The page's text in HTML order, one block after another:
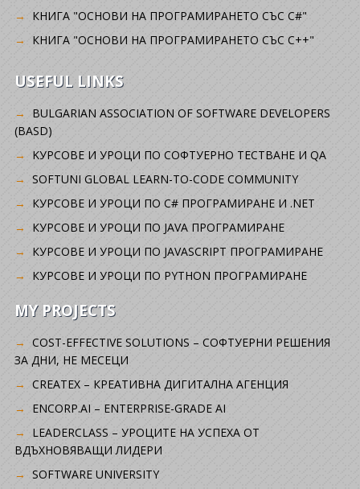
КНИГА "ОСНОВИ НА ПРОГРАМИРАНЕТО СЪС C#"
КНИГА "ОСНОВИ НА ПРОГРАМИРАНЕТО СЪС C++"
USEFUL LINKS
BULGARIAN ASSOCIATION OF SOFTWARE DEVELOPERS
(BASD)
KУРСОВЕ И УРОЦИ ПО СОФТУЕРНО ТЕСТВАНЕ И QA
SOFTUNI GLOBAL LEARN-TO-CODE COMMUNITY
КУРСОВЕ И УРОЦИ ПО C# ПРОГРАМИРАНЕ И .NET
КУРСОВЕ И УРОЦИ ПО JAVA ПРОГРАМИРАНЕ
КУРСОВЕ И УРОЦИ ПО JAVASCRIPT ПРОГРАМИРАНЕ
КУРСОВЕ И УРОЦИ ПО PYTHON ПРОГРАМИРАНЕ
MY PROJECTS
COST-EFFECTIVE SOLUTIONS – СОФТУЕРНИ РЕШЕНИЯ
ЗА ДНИ, НЕ МЕСЕЦИ
CREATEX – КРЕАТИВНА ДИГИТАЛНА АГЕНЦИЯ
ENCORP.AI – ENTERPRISE-GRADE AI
LEADERCLASS – УРОЦИТЕ НА УСПЕХА ОТ
ВДЪХНОВЯВАЩИ ЛИДЕРИ
SOFTWARE UNIVERSITY